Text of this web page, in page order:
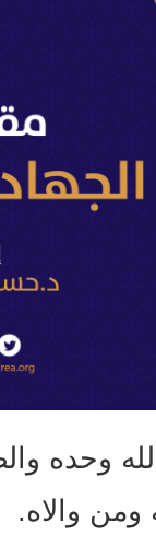
لله وحده
والاه.